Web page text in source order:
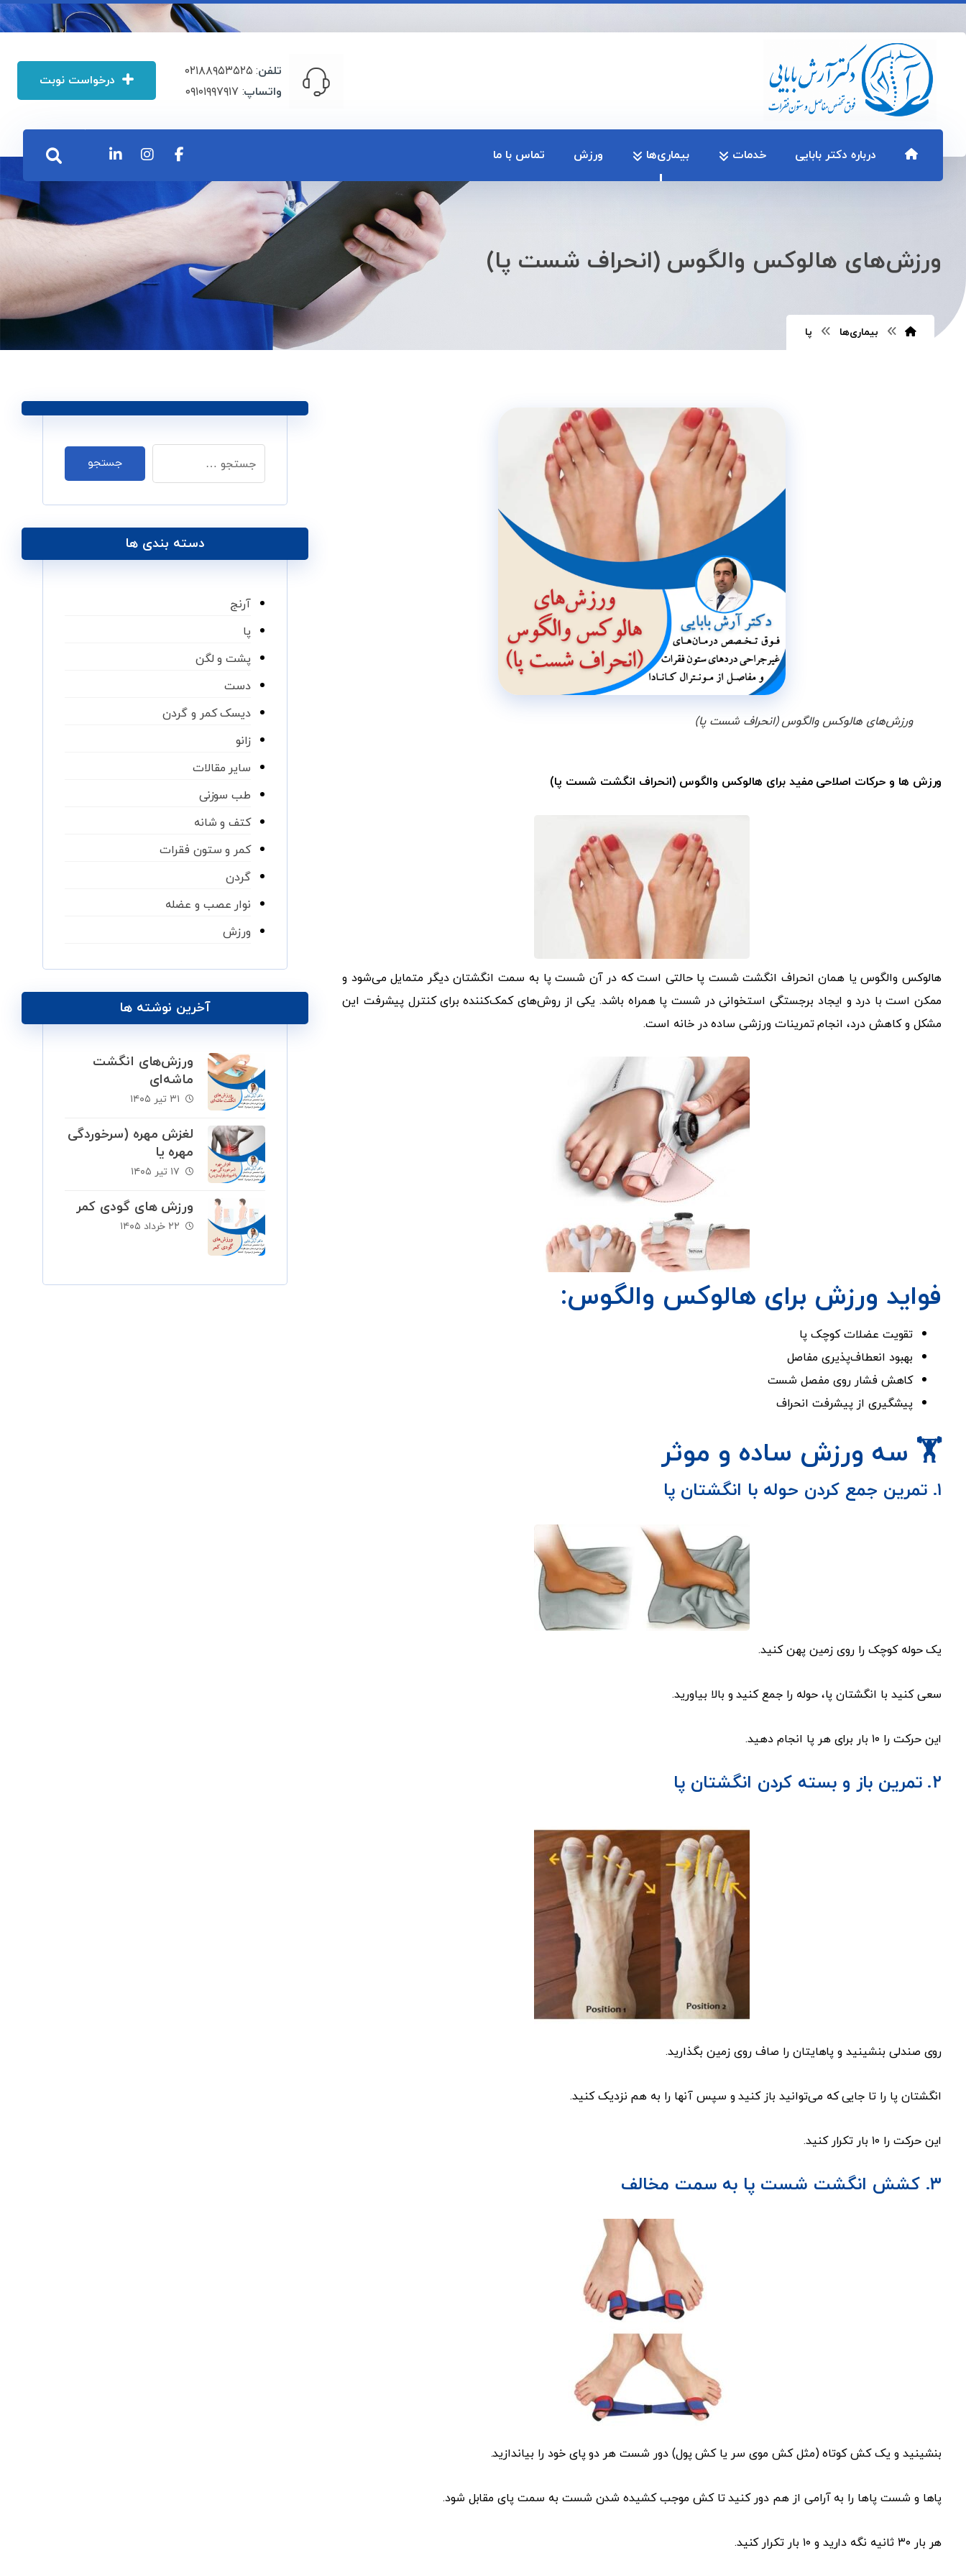
درخواست نوبت
تلفن:۰۲۱۸۸۹۵۳۵۲۵
واتساپ:۰۹۱۰۱۹۹۷۹۱۷
درباره دکتر بابایی خدمات بیماری‌ها ورزش تماس با ما
ورزش‌های هالوکس والگوس (انحراف شست پا)
بیماری‌ها پا
ورزش‌های هالوکس والگوس (انحراف شست پا)
ورزش ها و حرکات اصلاحی‌ مفید برای هالوکس والگوس (انحراف انگشت شست پا)
هالوکس والگوس یا همان انحراف انگشت شست پا حالتی است که در آن شست پا به سمت انگشتان دیگر متمایل می‌شود و
ممکن است با درد و ایجاد برجستگی استخوانی در شست پا همراه باشد. یکی از روش‌های کمک‌کننده برای کنترل پیشرفت این
مشکل و کاهش درد، انجام تمرینات ورزشی ساده در خانه است.
فواید ورزش برای هالوکس والگوس:
تقویت عضلات کوچک پا
بهبود انعطاف‌پذیری مفاصل
کاهش فشار روی مفصل شست
پیشگیری از پیشرفت انحراف
🏋️‍ سه ورزش ساده و موثر
۱. تمرین جمع کردن حوله با انگشتان پا
یک حوله کوچک را روی زمین پهن کنید.
سعی کنید با انگشتان پا، حوله را جمع کنید و بالا بیاورید.
این حرکت را ۱۰ بار برای هر پا انجام دهید.
۲. تمرین باز و بسته کردن انگشتان پا
روی صندلی بنشینید و پاهایتان را صاف روی زمین بگذارید.
انگشتان پا را تا جایی که می‌توانید باز کنید و سپس آنها را به هم نزدیک کنید.
این حرکت را ۱۰ بار تکرار کنید.
۳. کشش انگشت شست پا به سمت مخالف
بنشینید و یک کش کوتاه (مثل کش موی سر یا کش پول) دور شست هر دو پای خود را بیاندازید.
پاها و شست پاها را به آرامی از هم دور کنید تا کش موجب کشیده شدن شست به سمت پای مقابل شود.
هر بار ۳۰ ثانیه نگه دارید و ۱۰ بار تکرار کنید.
دسته بندی ها
آرنج
پا
پشت و لگن
دست
دیسک کمر و گردن
زانو
سایر مقالات
طب سوزنی
کتف و شانه
کمر و ستون فقرات
گردن
نوار عصب و عضله
ورزش
آخرین نوشته ها
ورزش‌های انگشت
ماشه‌ای
۳۱ تیر ۱۴۰۵
لغزش مهره (سرخوردگی
مهره یا
اسپوندیلولیستزیس)
۱۷ تیر ۱۴۰۵
ورزش های گودی کمر
۲۲ خرداد ۱۴۰۵